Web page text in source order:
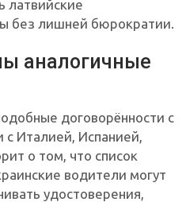
латвийские
без лишней бюрократии.
аналогичные
договорённости с
с Италией, Испанией,
о том, что список
водители могут
удостоверения,